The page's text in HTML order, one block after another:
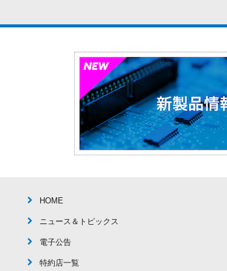
HOME
ニュース＆トピックス
電子公告
特約店一覧